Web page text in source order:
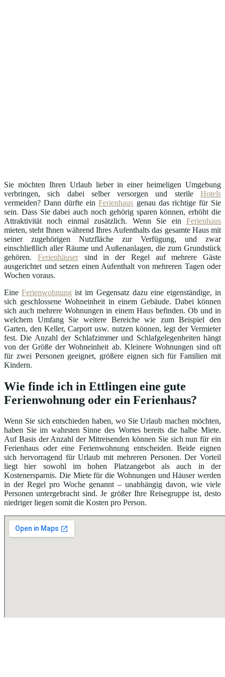
Sie möchten Ihren Urlaub lieber in einer heimeligen Umgebung
verbringen, sich dabei selber versorgen und sterile Hotels
vermeiden? Dann dürfte einFerienhaus genau das richtige für Sie
sein. Dass Sie dabei auch noch gehörig sparen können, erhöht die
Attraktivität noch einmal zusätzlich. Wenn Sie ein Ferienhaus
mieten, steht Ihnen während Ihres Aufenthalts das gesamte Haus mit
seiner zugehörigen Nutzfläche zur Verfügung, und zwar
einschließlich aller Räume und Außenanlagen, die zum Grundstück
gehören. Ferienhäusersind in der Regel auf mehrere Gäste
ausgerichtet und setzen einen Aufenthalt von mehreren Tagen oder
Wochen voraus.
EineFerienwohnung ist im Gegensatz dazu eine eigenständige, in
sich geschlossene Wohneinheit in einem Gebäude. Dabei können
sich auch mehrere Wohnungen in einem Haus befinden. Ob und in
welchem Umfang Sie weitere Bereiche wie zum Beispiel den
Garten, den Keller, Carport usw. nutzen können, legt der Vermieter
fest. Die Anzahl der Schlafzimmer und Schlafgelegenheiten hängt
von der Größe der Wohneinheit ab. Kleinere Wohnungen sind oft
für zwei Personen geeignet, größere eignen sich für Familien mit
Kindern.
Wie finde ich in Ettlingen eine gute
Ferienwohnung oder ein Ferienhaus?
Wenn Sie sich entschieden haben, wo Sie Urlaub machen möchten,
haben Sie im wahrsten Sinne des Wortes bereits die halbe Miete.
Auf Basis der Anzahl der Mitreisenden können Sie sich nun für ein
Ferienhaus oder eine Ferienwohnung entscheiden. Beide eignen
sich hervorragend für Urlaub mit mehreren Personen. Der Vorteil
liegt hier sowohl im hohen Platzangebot als auch in der
Kostenersparnis. Die Miete für die Wohnungen und Häuser werden
in der Regel pro Woche genannt – unabhängig davon, wie viele
Personen untergebracht sind. Je größer Ihre Reisegruppe ist, desto
niedriger liegen somit die Kosten pro Person.